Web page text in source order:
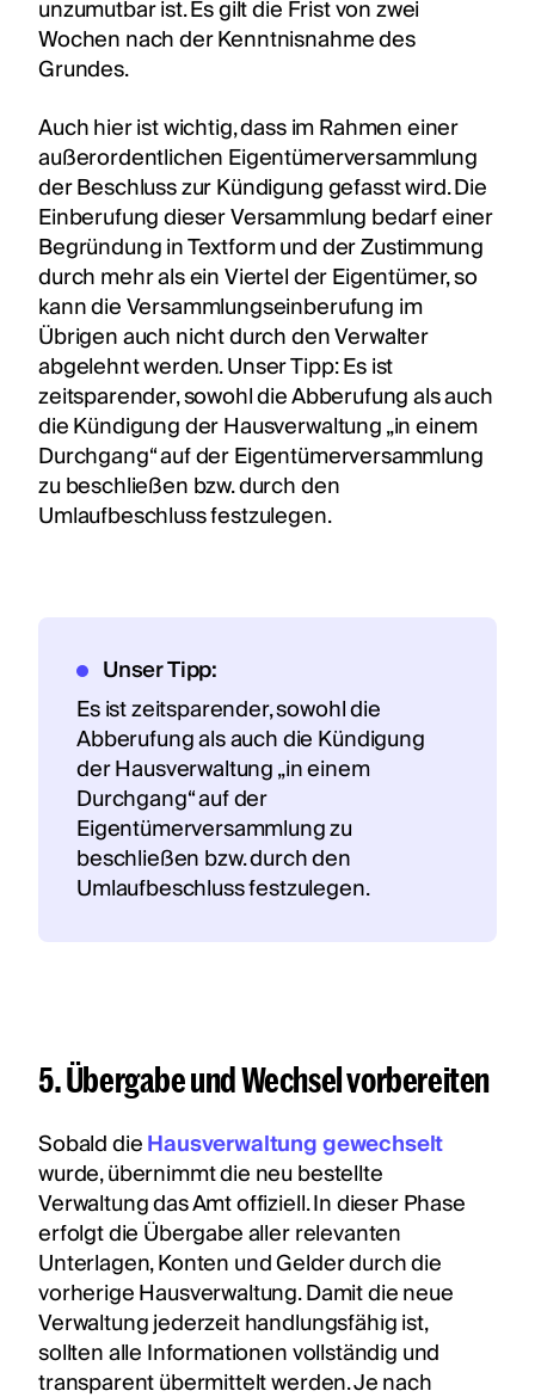
unzumutbar ist. Es gilt die Frist von zwei
Wochen nach der Kenntnisnahme des
Grundes.
Auch hier ist wichtig, dass im Rahmen einer
außerordentlichen Eigentümerversammlung
der Beschluss zur Kündigung gefasst wird. Die
Einberufung dieser Versammlung bedarf einer
Begründung in Textform und der Zustimmung
durch mehr als ein Viertel der Eigentümer, so
kann die Versammlungseinberufung im
Übrigen auch nicht durch den Verwalter
abgelehnt werden. Unser Tipp: Es ist
zeitsparender, sowohl die Abberufung als auch
die Kündigung der Hausverwaltung „in einem
Durchgang“ auf der Eigentümerversammlung
zu beschließen bzw. durch den
Umlaufbeschluss festzulegen.
Unser Tipp:
Es ist zeitsparender, sowohl die
Abberufung als auch die Kündigung
der Hausverwaltung „in einem
Durchgang“ auf der
Eigentümerversammlung zu
beschließen bzw. durch den
Umlaufbeschluss festzulegen.
5. Übergabe und Wechsel vorbereiten
Sobald dieHausverwaltung gewechselt
wurde, übernimmt die neu bestellte
Verwaltung das Amt offiziell. In dieser Phase
erfolgt die Übergabe aller relevanten
Unterlagen, Konten und Gelder durch die
vorherige Hausverwaltung. Damit die neue
Verwaltung jederzeit handlungsfähig ist,
sollten alle Informationen vollständig und
transparent übermittelt werden. Je nach